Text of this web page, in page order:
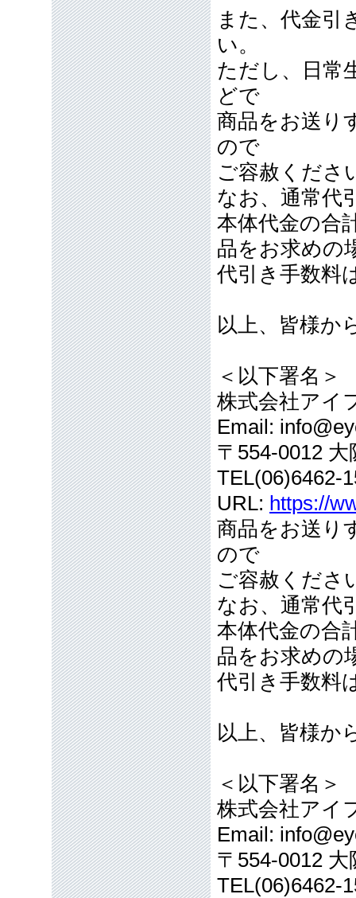
また、代金引
い。
ただし、日常
どで
商品をお送り
ので
ご容赦くださ
なお、通常代
本体代金の合
品をお求めの
代引き手数料
以上、皆様か
＜以下署名＞
株式会社アイ
Email:
〒554-0012
TEL(06)6462-
URL: https://
商品をお送り
ので
ご容赦くださ
なお、通常代
本体代金の合
品をお求めの
代引き手数料
以上、皆様か
＜以下署名＞
株式会社アイ
Email:
〒554-0012
TEL(06)6462-